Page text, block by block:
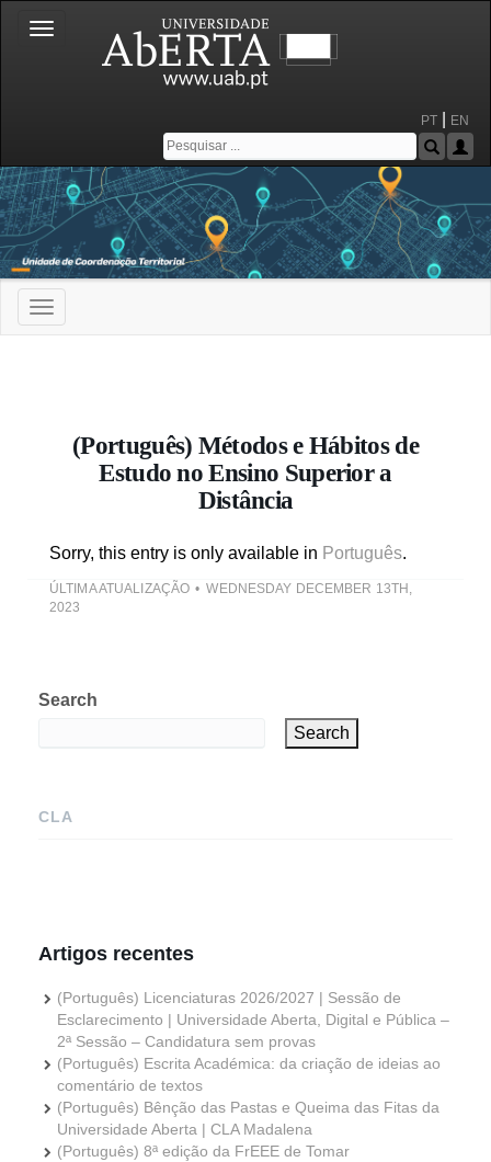
Toggle
navigation
PT EN
Toggle
navigation
(Português) Métodos e Hábitos de
Estudo no Ensino Superior a
Distância
Sorry, this entry is only available in Português.
ÚLTIMA ATUALIZAÇÃO
WEDNESDAY DECEMBER 13TH,
2023
Search
Search
CLA
Artigos recentes
(Português) Licenciaturas 2026/2027 | Sessão de
Esclarecimento | Universidade Aberta, Digital e Pública –
2ª Sessão – Candidatura sem provas
(Português) Escrita Académica: da criação de ideias ao
comentário de textos
(Português) Bênção das Pastas e Queima das Fitas da
Universidade Aberta | CLA Madalena
(Português) 8ª edição da FrEEE de Tomar